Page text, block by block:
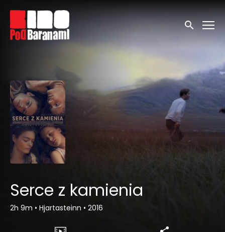
Linki ułatwień dostępu
Wyszukaj
Serce z kamienia
2h 9m • Hjartasteinn • 2016